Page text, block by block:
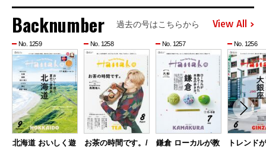
Backnumber 過去の号はこちらから View All
No. 1259
北海道 おいしく遊
No. 1258
お茶の時間です。/
No. 1257
鎌倉 ローカルが教
No. 1256
トレンド